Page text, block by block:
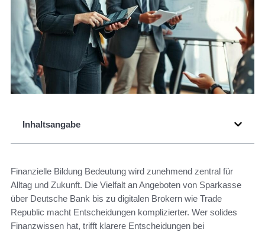
Inhaltsangabe
Finanzielle Bildung Bedeutung wird zunehmend zentral für
Alltag und Zukunft. Die Vielfalt an Angeboten von Sparkasse
über Deutsche Bank bis zu digitalen Brokern wie Trade
Republic macht Entscheidungen komplizierter. Wer solides
Finanzwissen hat, trifft klarere Entscheidungen bei